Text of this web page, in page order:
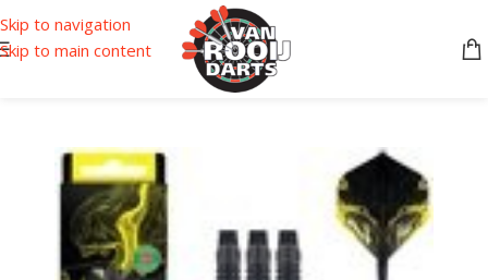
Skip to navigation
Skip to main content